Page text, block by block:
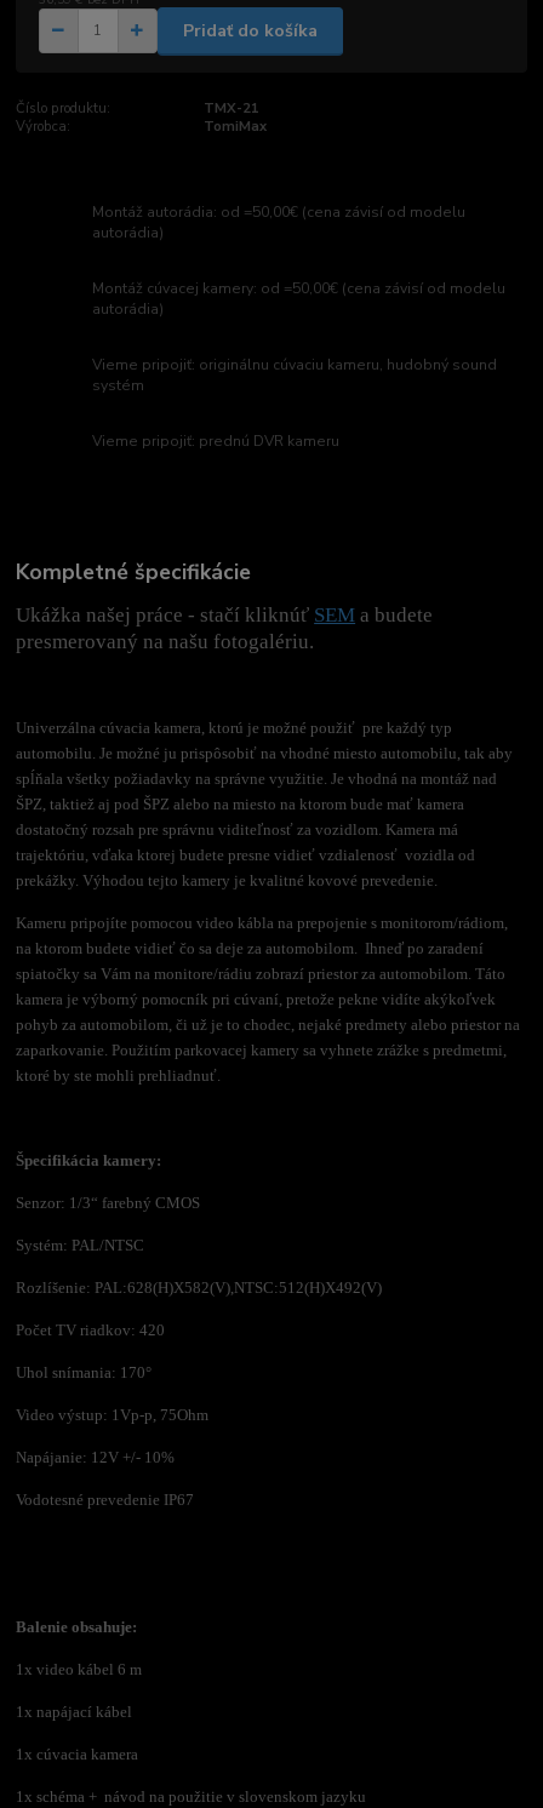
Pridať do košíka
Číslo produktu:
TMX-21
Výrobca:
TomiMax
Montáž autorádia: od =50,00€ (cena závisí od modelu
autorádia)
Montáž cúvacej kamery: od =50,00€ (cena závisí od modelu
autorádia)
Vieme pripojiť: originálnu cúvaciu kameru, hudobný sound
systém
Vieme pripojiť: prednú DVR kameru
Kompletné špecifikácie
Ukážka našej práce - stačí kliknúť SEM a budete
presmerovaný na našu fotogalériu.
Univerzálna cúvacia kamera, ktorú je možné použiť pre každý typ
automobilu. Je možné ju prispôsobiť na vhodné miesto automobilu, tak aby
spĺňala všetky požiadavky na správne využitie. Je vhodná na montáž nad
ŠPZ, taktiež aj pod ŠPZ alebo na miesto na ktorom bude mať kamera
dostatočný rozsah pre správnu viditeľnosť za vozidlom. Kamera má
trajektóriu, vďaka ktorej budete presne vidieť vzdialenosť vozidla od
prekážky. Výhodou tejto kamery je kvalitné kovové prevedenie.
Kameru pripojíte pomocou video kábla na prepojenie s monitorom/rádiom,
na ktorom budete vidieť čo sa deje za automobilom. Ihneď po zaradení
spiatočky sa Vám na monitore/rádiu zobrazí priestor za automobilom. Táto
kamera je výborný pomocník pri cúvaní, pretože pekne vidíte akýkoľvek
pohyb za automobilom, či už je to chodec, nejaké predmety alebo priestor na
zaparkovanie. Použitím parkovacej kamery sa vyhnete zrážke s predmetmi,
ktoré by ste mohli prehliadnuť.
Špecifikácia kamery:
Senzor: 1/3“ farebný CMOS
Systém: PAL/NTSC
Rozlíšenie: PAL:628(H)X582(V),NTSC:512(H)X492(V)
Počet TV riadkov: 420
Uhol snímania: 170°
Video výstup: 1Vp-p, 75Ohm
Napájanie: 12V +/- 10%
Vodotesné prevedenie IP67
Balenie obsahuje:
1x video kábel 6 m
1x napájací kábel
1x cúvacia kamera
1x schéma + návod na použitie v slovenskom jazyku